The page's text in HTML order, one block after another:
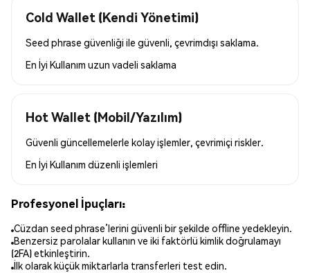
Cold Wallet (Kendi Yönetimi)
Seed phrase güvenliği ile güvenli, çevrimdışı saklama.
En İyi Kullanım uzun vadeli saklama
Hot Wallet (Mobil/Yazılım)
Güvenli güncellemelerle kolay işlemler, çevrimiçi riskler.
En İyi Kullanım düzenli işlemleri
Profesyonel İpuçları:
Cüzdan seed phrase’lerini güvenli bir şekilde offline yedekleyin.
Benzersiz parolalar kullanın ve iki faktörlü kimlik doğrulamayı
(2FA) etkinleştirin.
İlk olarak küçük miktarlarla transferleri test edin.